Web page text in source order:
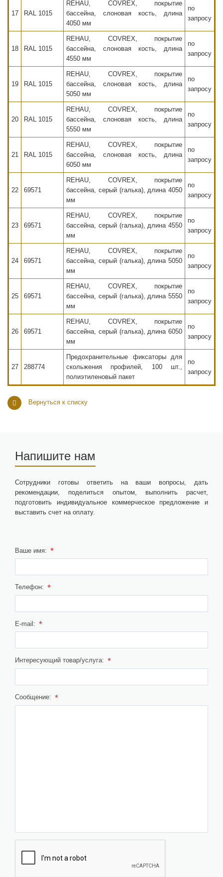
17 RAL 1015
REHAU, COVREX, покрытие
бассейна, слоновая кость, длина
4050 мм
по
запросу
18 RAL 1015
REHAU, COVREX, покрытие
бассейна, слоновая кость, длина
4550 мм
по
запросу
19 RAL 1015
REHAU, COVREX, покрытие
бассейна, слоновая кость, длина
5050 мм
по
запросу
20 RAL 1015
REHAU, COVREX, покрытие
бассейна, слоновая кость, длина
5550 мм
по
запросу
21 RAL 1015
REHAU, COVREX, покрытие
бассейна, слоновая кость, длина
6050 мм
по
запросу
22 69571
REHAU, COVREX, покрытие
бассейна, серый (галька), длина 4050
мм
по
запросу
23 69571
REHAU, COVREX, покрытие
бассейна, серый (галька), длина 4550
мм
по
запросу
24 69571
REHAU, COVREX, покрытие
бассейна, серый (галька), длина 5050
мм
по
запросу
25 69571
REHAU, COVREX, покрытие
бассейна, серый (галька), длина 5550
мм
по
запросу
26 69571
REHAU, COVREX, покрытие
бассейна, серый (галька), длина 6050
мм
по
запросу
27 288774
Предохранительные фиксаторы для
скольжения профилей, 100 шт.,
полиэтиленовый пакет
по
запросу
Вернуться к списку
Напишите нам
Сотрудники готовы ответить на ваши вопросы, дать
рекомендации, поделиться опытом, выполнить расчет,
подготовить индивидуальное коммерческое предложение и
выставить счет на оплату.
Ваше имя: *
Телефон: *
E-mail: *
Интересующий товар/услуга: *
Сообщение: *